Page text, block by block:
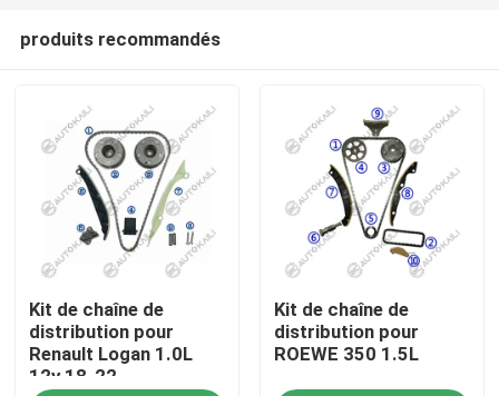
À la maison
produits recommandés
Kit de chaîne de
distribution pour
Renault Logan 1.0L
12v 18-22
Kit de chaîne de
distribution pour
ROEWE 350 1.5L